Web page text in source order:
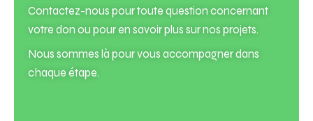
Contactez-nous pour toute question concernant
votre don ou pour en savoir plus sur nos projets.
Nous sommes là pour vous accompagner dans
chaque étape.